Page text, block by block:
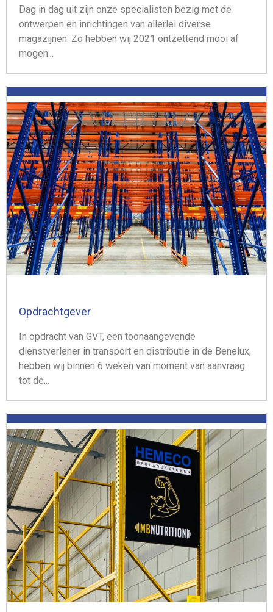
Dag in dag uit zijn onze specialisten bezig met de
ontwerpen en inrichtingen van allerlei diverse
magazijnen. Zo hebben wij 2021 ontzettend mooi af
mogen...
Opdrachtgever
In opdracht van GVT, een toonaangevende
dienstverlener in transport en distributie in de Benelux,
hebben wij binnen 6 weken van moment van aanvraag
tot de...